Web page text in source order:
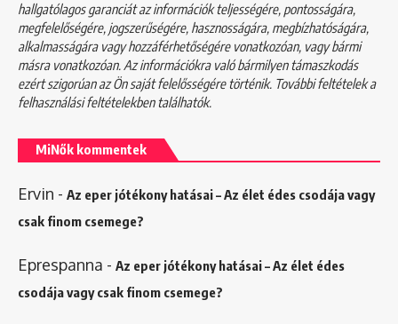
hallgatólagos garanciát az információk teljességére, pontosságára,
megfelelőségére, jogszerűségére, hasznosságára, megbízhatóságára,
alkalmasságára vagy hozzáférhetőségére vonatkozóan, vagy bármi
másra vonatkozóan. Az információkra való bármilyen támaszkodás
ezért szigorúan az Ön saját felelősségére történik. További feltételek a
felhasználási feltételekbentalálhatók.
MiNők kommentek
Ervin - Az eper jótékony hatásai – Az élet édes csodája vagy
csak finom csemege?
Eprespanna - Az eper jótékony hatásai – Az élet édes
csodája vagy csak finom csemege?